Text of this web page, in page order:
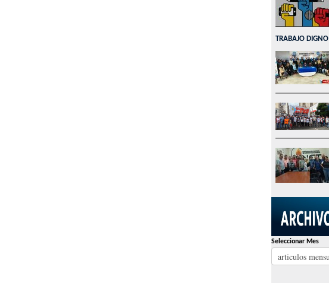
TRABAJO DIGNO
Seleccionar Mes